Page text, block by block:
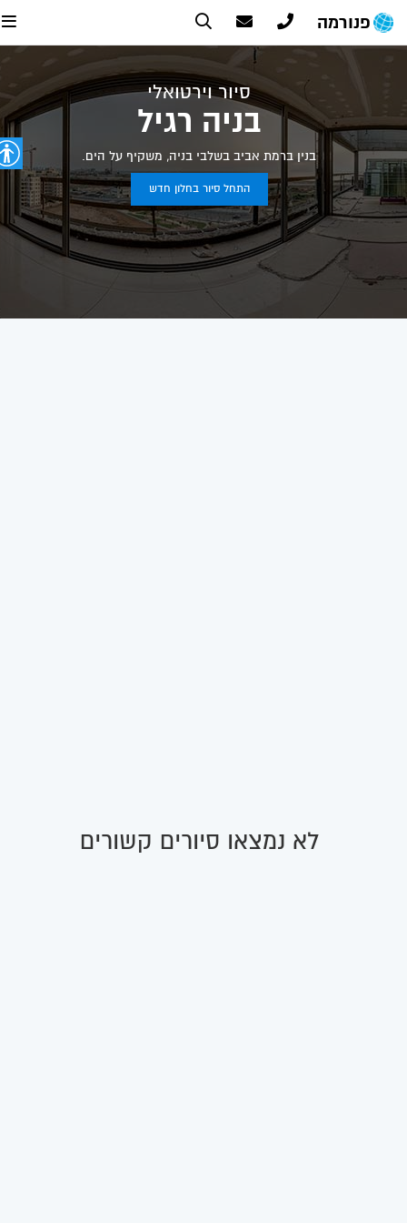
פנורמה
סיור וירטואלי
בניה רגיל
בנין ברמת אביב בשלבי בניה, משקיף על הים.
התחל סיור בחלון חדש
לא נמצאו סיורים קשורים